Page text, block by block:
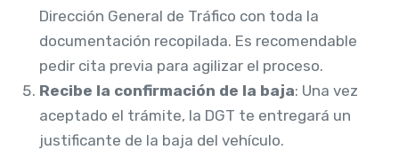
Dirección General de Tráfico con toda la
documentación recopilada. Es recomendable
pedir cita previa para agilizar el proceso.
Recibe la confirmación de la baja: Una vez
aceptado el trámite, la DGT te entregará un
justificante de la baja del vehículo.